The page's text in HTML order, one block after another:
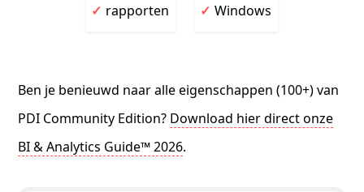
rapporten Windows
Ben je benieuwd naar alle eigenschappen (100+) van
PDI Community Edition? Download hier direct onze
BI & Analytics Guide™ 2026.